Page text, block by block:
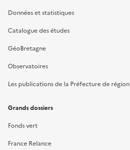
Données et statistiques
Catalogue des études
GéoBretagne
Observatoires
Les publications de la Préfecture de région
Grands dossiers
Fonds vert
France Relance